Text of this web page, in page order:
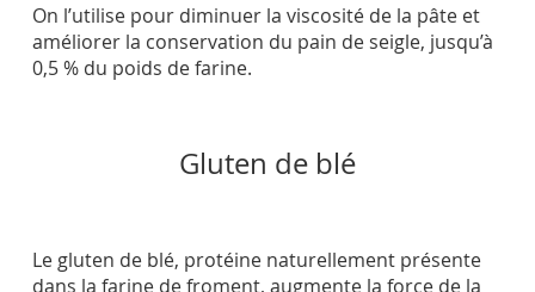
On l’utilise pour diminuer la viscosité de la pâte et
améliorer la conservation du pain de seigle, jusqu’à
0,5 % du poids de farine.
Gluten de blé
Le gluten de blé, protéine naturellement présente
dans la farine de froment, augmente la force de la